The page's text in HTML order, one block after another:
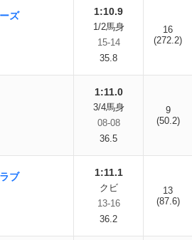
ズ 1:10.9
1/2馬身
15-14
35.8
16
(272.2)
1:11.0
3/4馬身
08-08
36.5
9
(50.2)
ブ 1:11.1
クビ
13-16
36.2
13
(87.6)